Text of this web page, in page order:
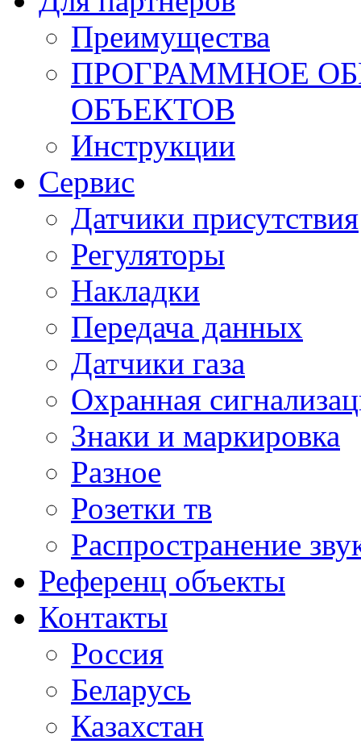
Преимущества
ПРОГРАММНОЕ
ОБЪЕКТОВ
Инструкции
Сервис
Датчики присутствия
Регуляторы
Накладки
Передача данных
Датчики газа
Охранная
Знаки и маркировка
Разное
Розетки тв
Распространение
Референц объекты
Контакты
Россия
Беларусь
Казахстан